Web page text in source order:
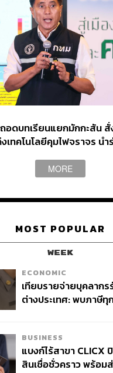
ดบทเรียนแยกมักกะสัน สั่
ทคโนโลยีคุมไฟจราจร นำ
MORE
MOST POPULAR
WEEK
ECONOMIC
เทียบรายจ่ายบุคลากร
ต่างประเทศ: พบภาษีทุ
BUSINESS
แบงก์ไร้สาขา CLICX
สินเชื่อชั่วคราว พร้อ